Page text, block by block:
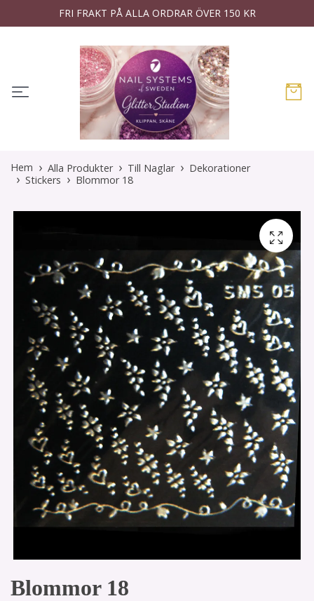
FRI FRAKT PÅ ALLA ORDRAR ÖVER 150 KR
Hem Alla Produkter Till Naglar
Dekorationer
Stickers
Blommor 18
Blommor 18